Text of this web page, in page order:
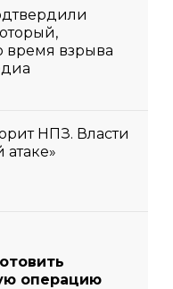
время взрыва
НПЗ. Власти
операцию